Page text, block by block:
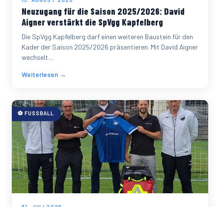
Neuzugang für die Saison 2025/2026: David
Aigner verstärkt die SpVgg Kapfelberg
Die SpVgg Kapfelberg darf einen weiteren Baustein für den
Kader der Saison 2025/2026 präsentieren. Mit David Aigner
wechselt…
Weiterlesen →
⚽ FUSSBALL